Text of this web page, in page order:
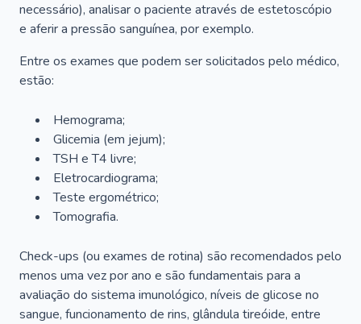
necessário), analisar o paciente através de estetoscópio
e aferir a pressão sanguínea, por exemplo.
Entre os exames que podem ser solicitados pelo médico,
estão:
Hemograma;
Glicemia (em jejum);
TSH e T4 livre;
Eletrocardiograma;
Teste ergométrico;
Tomografia.
Check-ups (ou exames de rotina) são recomendados pelo
menos uma vez por ano e são fundamentais para a
avaliação do sistema imunológico, níveis de glicose no
sangue, funcionamento de rins, glândula tireóide, entre